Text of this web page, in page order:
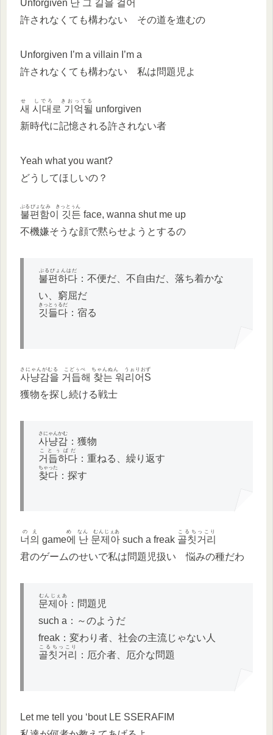
Unforgiven 난 그 길을 걸어
許されなくても構わない その道を進むの
Unforgiven I’m a villain I’m a
許されなくても構わない 私は問題児よ
새 시대로 기억될
せ しでろ きおってる
unforgiven
新時代に記憶される許されない者
Yeah what you want?
どうしてほしいの？
불편함이 깃든
ぷるぴょなみ きっとぅん
face, wanna shut me up
不機嫌そうな顔で黙らせようとするの
불편하다
ぷるぴょんはだ
：不便だ、不自由だ、落ち着かな
い、窮屈だ
깃들다
きっとぅるだ
：宿る
사냥감을 거듭해 찾는 워리어S
さにゃんがむる こどぅぺ ちゃんぬん うぉりおず
獲物を探し続ける戦士
사냥감
さにゃんかむ
：獲物
거듭하다
ことぅぱだ
：重ねる、繰り返す
찾다
ちゃった
：探す
너의
のえ
game에 난 문제아
め なん むんじぇあ
such a freak 골칫거리
こるちっこり
君のゲームのせいで私は問題児扱い 悩みの種だわ
문제아
むんじぇあ
：問題児
such a：～のようだ
freak：変わり者、社会の主流じゃない人
골칫거리
こるちっこり
：厄介者、厄介な問題
Let me tell you ‘bout LE SSERAFIM